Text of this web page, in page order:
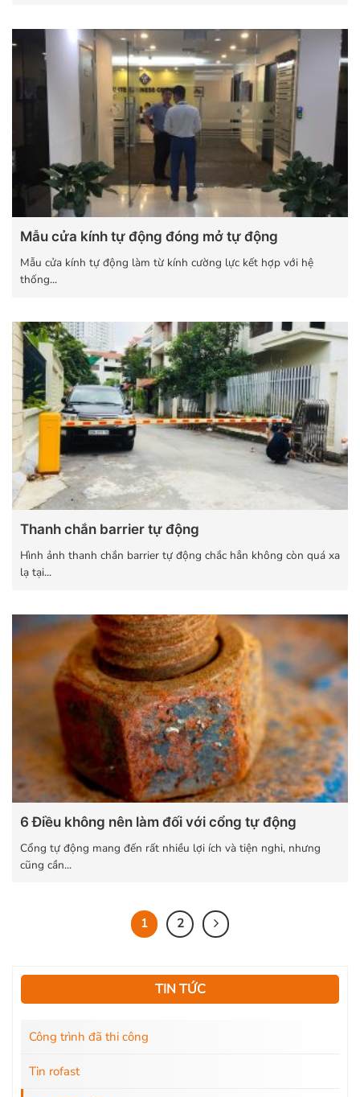
TIN TỨC
Công trình đã thi công
Tin rofast
Mẫu cửa kính tự động đóng mở tự động
Mẫu cửa kính tự động làm từ kính cường lực kết hợp với hệ
thống...
Thanh chắn barrier tự động
Hình ảnh thanh chắn barrier tự động chắc hẳn không còn quá xa
lạ tại...
6 Điều không nên làm đối với cổng tự động
Cổng tự động mang đến rất nhiều lợi ích và tiện nghi, nhưng
cũng cần...
1 2